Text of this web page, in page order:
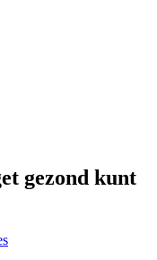
gezond kunt